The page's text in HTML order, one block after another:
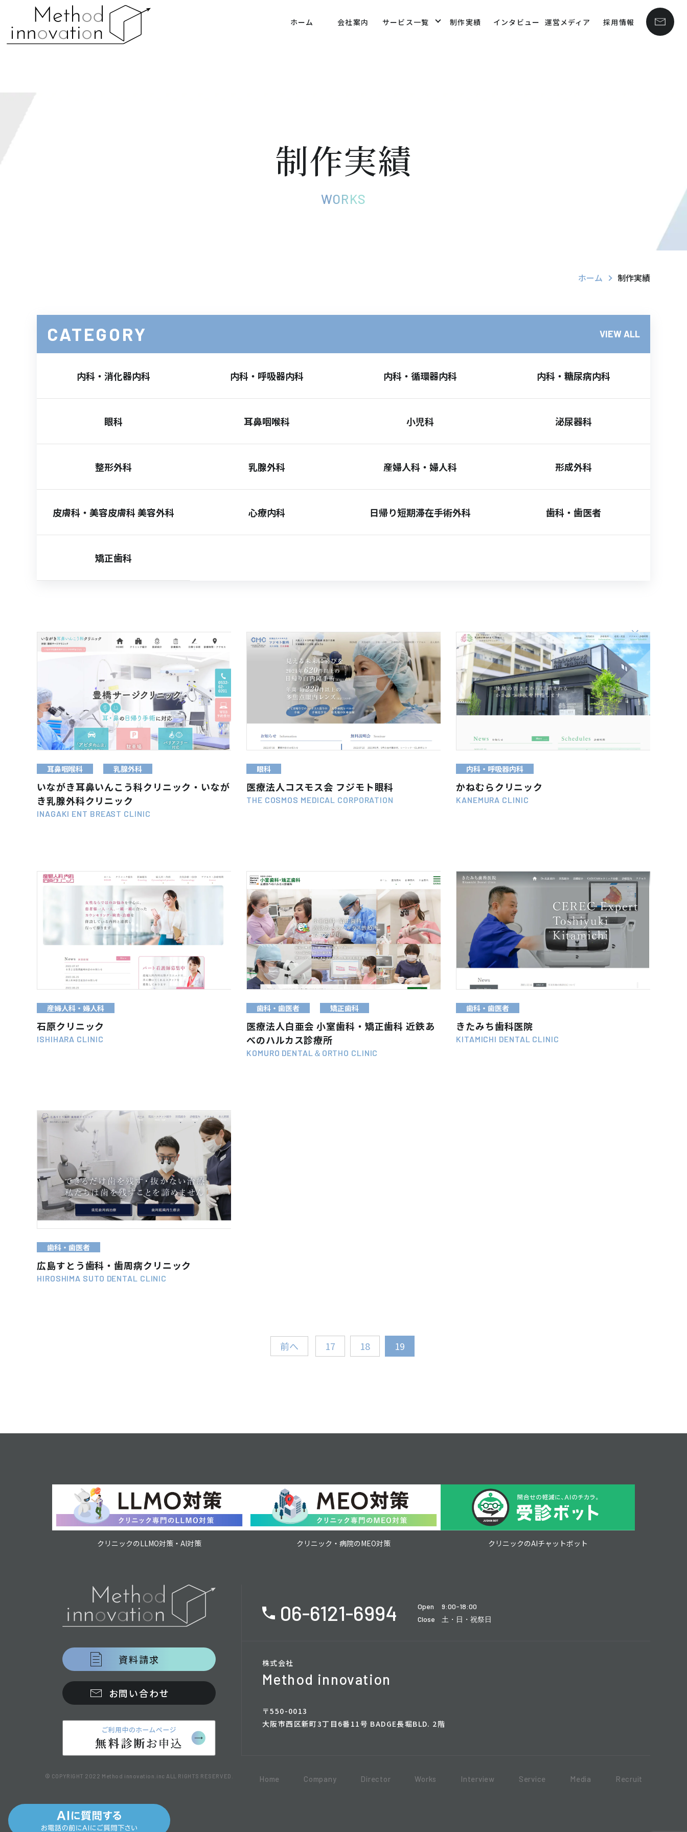
ホーム 会社案内 サービス一覧 制作実績 インタビュー 運営メディア 採用情報
Warning : Undefined array key 0 in
/home/methodin/method-innovation.co.jp/public_html/wp-
content/themes/theme/functions/blade/storage/views/509e68553ce4880bc026b53750549801.php
制作実績
WORKS
ホーム 制作実績
CATEGORY VIEW ALL
内科・消化器内科 内科・呼吸器内科 内科・循環器内科 内科・糖尿病内科
眼科 耳鼻咽喉科 小児科 泌尿器科
整形外科 乳腺外科 産婦人科・婦人科 形成外科
皮膚科・美容皮膚科 美容外科 心療内科 日帰り短期滞在手術外科 歯科・歯医者
矯正歯科
WEB SITE VIEW MORE
耳鼻咽喉科 乳腺外科
いながき耳鼻いんこう科クリニック・いなが
き乳腺外科クリニック
INAGAKI ENT BREAST CLINIC
WEB SITE VIEW MORE
眼科
医療法人コスモス会 フジモト眼科
THE COSMOS MEDICAL CORPORATION
WEB SITE VIEW MORE
内科・呼吸器内科
かねむらクリニック
KANEMURA CLINIC
産婦人科・婦人科
石原クリニック
ISHIHARA CLINIC
WEB SITE VIEW MORE
歯科・歯医者 矯正歯科
医療法人白亜会 小室歯科・矯正歯科 近鉄あ
べのハルカス診療所
KOMURO DENTAL＆ORTHO CLINIC
WEB SITE VIEW MORE
歯科・歯医者
きたみち歯科医院
KITAMICHI DENTAL CLINIC
WEB SITE VIEW MORE
歯科・歯医者
広島すとう歯科・歯周病クリニック
HIROSHIMA SUTO DENTAL CLINIC
前へ 17 18 19
クリニックのLLMO対策・AI対策 クリニック・病院のMEO対策 クリニックのAIチャットボット
資料請求
お問い合わせ
06-6121-6994 Open
9:00-18:00
Close
土・日・祝祭日
株式会社
Method innovation
〒550-0013
大阪市西区新町3丁目6番11号 BADGE長堀BLD. 2階
© COPYRIGHT 2022 Method innovation.inc ALL RIGHTS RESERVED. Home Company Director Works Interview Service Media Recruit